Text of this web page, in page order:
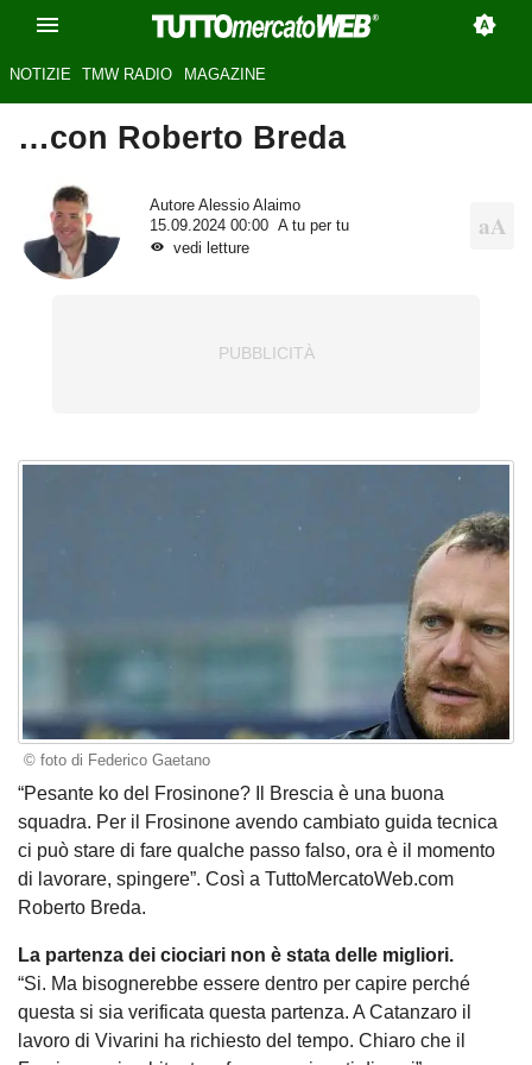
NOTIZIE TMW RADIO MAGAZINE
…con Roberto Breda
Autore Alessio Alaimo
15.09.2024 00:00
A tu per tu
vedi letture
© foto di Federico Gaetano
“Pesante ko del Frosinone? Il Brescia è una buona
squadra. Per il Frosinone avendo cambiato guida tecnica
ci può stare di fare qualche passo falso, ora è il momento
di lavorare, spingere”. Così a TuttoMercatoWeb.com
Roberto Breda.
La partenza dei ciociari non è stata delle migliori.
“Si. Ma bisognerebbe essere dentro per capire perché
questa si sia verificata questa partenza. A Catanzaro il
lavoro di Vivarini ha richiesto del tempo. Chiaro che il